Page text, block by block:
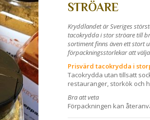
STRÖARE
Kryddlandet är Sveriges
tacokrydda i stor ströare till
sortiment finns även ett stort
förpackningsstorlekar att
Prisvärd tacokrydda i
Tacokrydda utan tillsatt
restauranger, storkök och
Bra att veta
Förpackningen kan